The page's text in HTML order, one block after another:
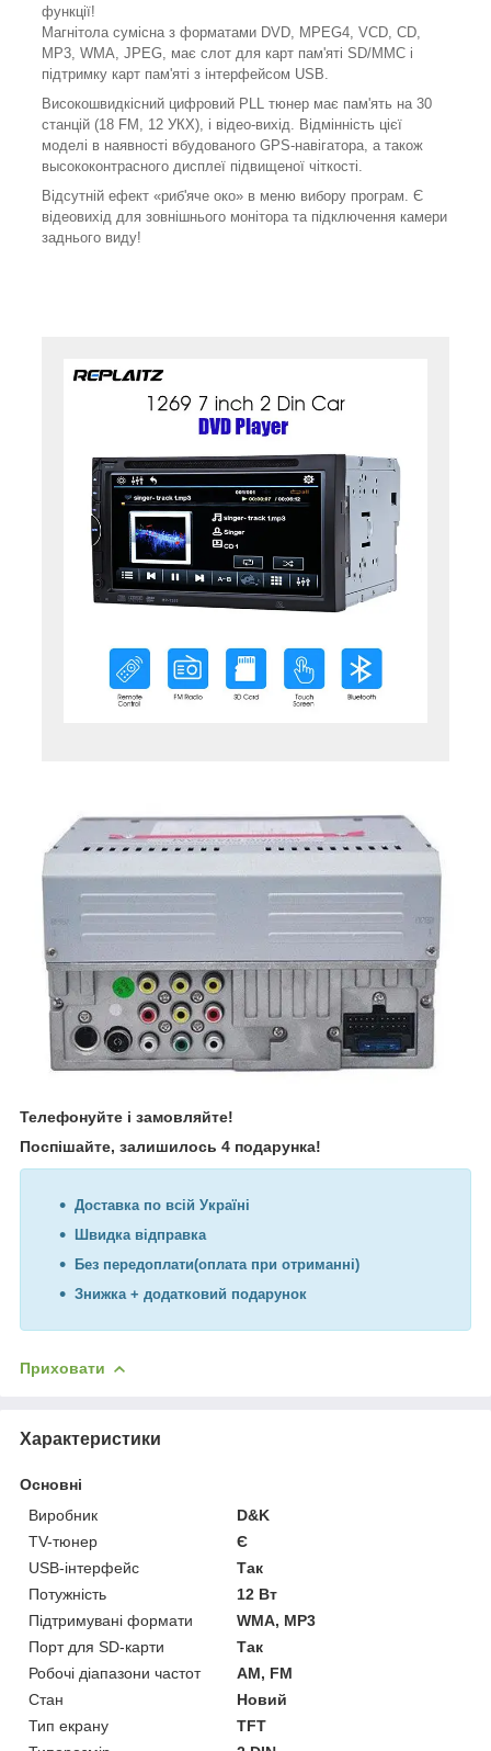
функції!
Магнітола сумісна з форматами DVD, MPEG4, VCD, CD,
MP3, WMA, JPEG, має слот для карт пам'яті SD/MMC і
підтримку карт пам'яті з інтерфейсом USB.
Високошвидкісний цифровий PLL тюнер має пам'ять на 30
станцій (18 FM, 12 УКХ), і відео-вихід. Відмінність цієї
моделі в наявності вбудованого GPS-навігатора, а також
высококонтрасного дисплеї підвищеної чіткості.
Відсутній ефект «риб'яче око» в меню вибору програм. Є
відеовихід для зовнішнього монітора та підключення камери
заднього виду!
Телефонуйте і замовляйте!
Поспішайте, залишилось 4 подарунка!
Доставка по всій Україні
Швидка відправка
Без передоплати(оплата при отриманні)
Знижка + додатковий подарунок
Приховати
Характеристики
Основні
Виробник
D&K
TV-тюнер
Є
USB-інтерфейс
Так
Потужність
12 Вт
Підтримувані формати
WMA, MP3
Порт для SD-карти
Так
Робочі діапазони частот
AM, FM
Стан
Новий
Тип екрану
TFT